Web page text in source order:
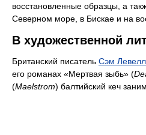
восстановленные образцы, а
Северном море, в Бискае и на
В художественной
Британский писатель Сэм
его романах «Мертвая зыбь» (
(Maelstrom) балтийский кеч